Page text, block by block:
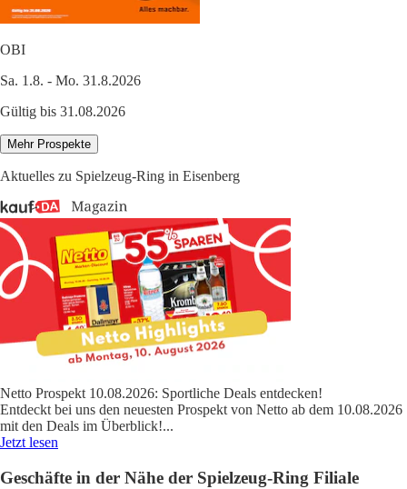
OBI
Sa. 1.8. - Mo. 31.8.2026
Gültig bis 31.08.2026
Mehr Prospekte
Aktuelles zu Spielzeug-Ring in Eisenberg
Netto Prospekt 10.08.2026: Sportliche Deals entdecken!
Entdeckt bei uns den neuesten Prospekt von Netto ab dem 10.08.2026
mit den Deals im Überblick!...
Jetzt lesen
Geschäfte in der Nähe der Spielzeug-Ring Filiale